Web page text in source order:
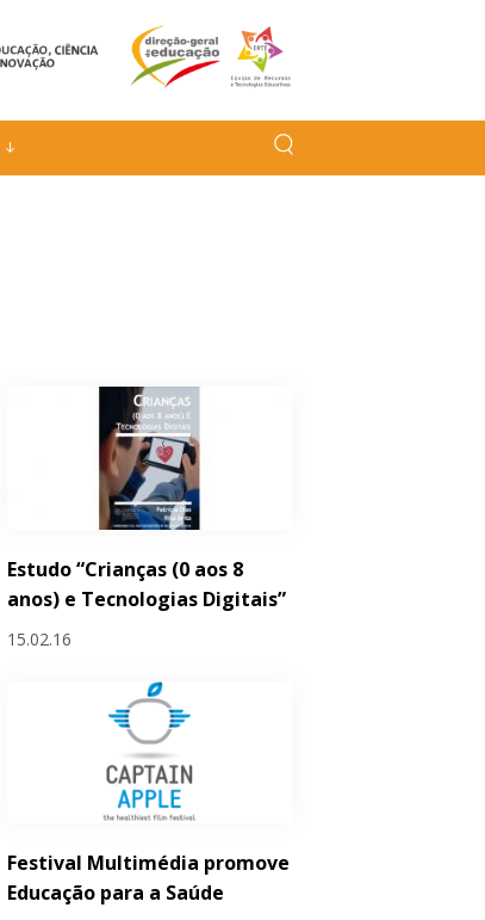
Estudo “Crianças (0 aos 8
anos) e Tecnologias Digitais”
15.02.16
Festival Multimédia promove
Educação para a Saúde